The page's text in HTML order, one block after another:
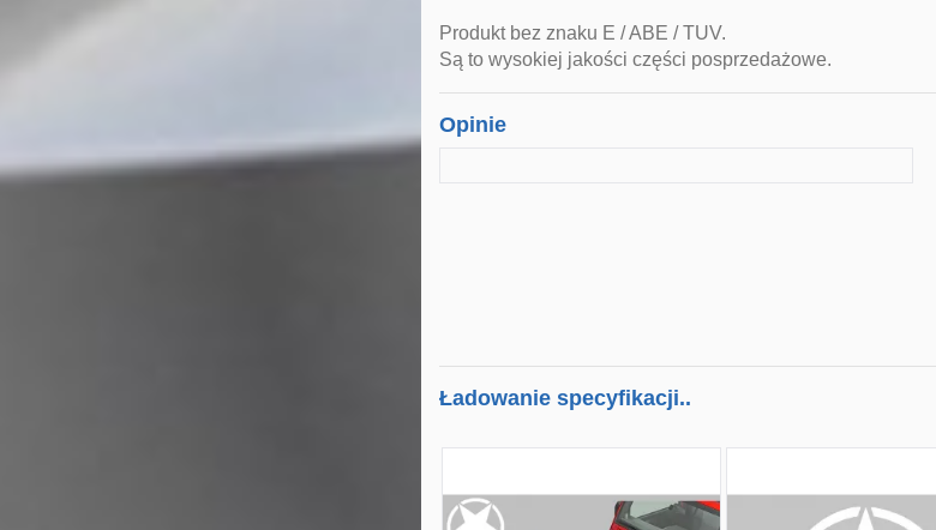
Produkt bez znaku E / ABE / TUV.
Są to wysokiej jakości części posprzedażowe.
Opinie
Ładowanie specyfikacji..